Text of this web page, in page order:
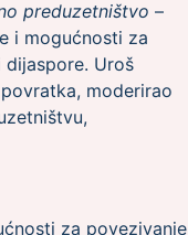
preduzetništvo –
i mogućnosti za
dijaspore. Uroš
moderirao
za povezivanje